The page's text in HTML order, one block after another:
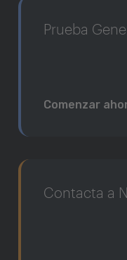
Prueba
Comenzar
Contacta a